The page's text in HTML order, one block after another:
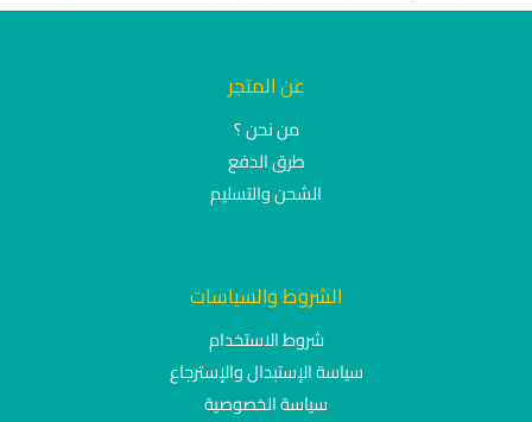
عن المتجر
من نحن ؟
طرق الدفع
الشحن والتسليم
الشروط والسياسات
شروط الاستخدام
سياسة الإستبدال والإسترجاع
سياسة الخصوصية